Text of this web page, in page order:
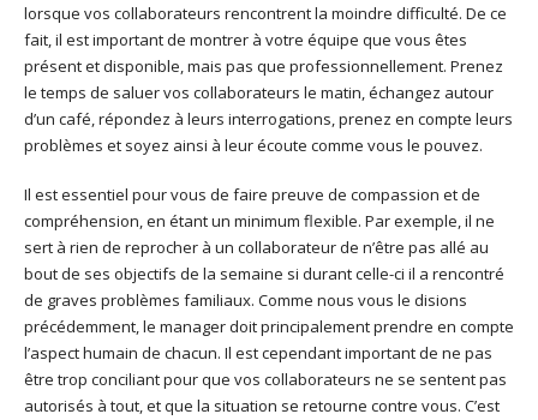
lorsque vos collaborateurs rencontrent la moindre difficulté. De ce
fait, il est important de montrer à votre équipe que vous êtes
présent et disponible, mais pas que professionnellement. Prenez
le temps de saluer vos collaborateurs le matin, échangez autour
d’un café, répondez à leurs interrogations, prenez en compte leurs
problèmes et soyez ainsi à leur écoute comme vous le pouvez.
Il est essentiel pour vous de faire preuve de compassion et de
compréhension, en étant un minimum flexible. Par exemple, il ne
sert à rien de reprocher à un collaborateur de n’être pas allé au
bout de ses objectifs de la semaine si durant celle-ci il a rencontré
de graves problèmes familiaux. Comme nous vous le disions
précédemment, le manager doit principalement prendre en compte
l’aspect humain de chacun. Il est cependant important de ne pas
être trop conciliant pour que vos collaborateurs ne se sentent pas
autorisés à tout, et que la situation se retourne contre vous. C’est